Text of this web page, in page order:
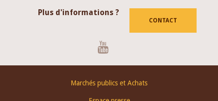
Plus d'informations ?
CONTACT
Marchés publics et Achats